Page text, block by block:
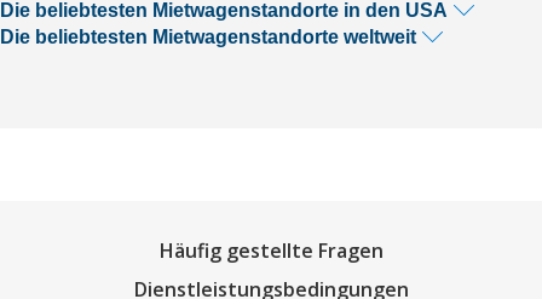
Die beliebtesten Mietwagenstandorte in den USA
Die beliebtesten Mietwagenstandorte weltweit
Häufig gestellte Fragen
Dienstleistungsbedingungen